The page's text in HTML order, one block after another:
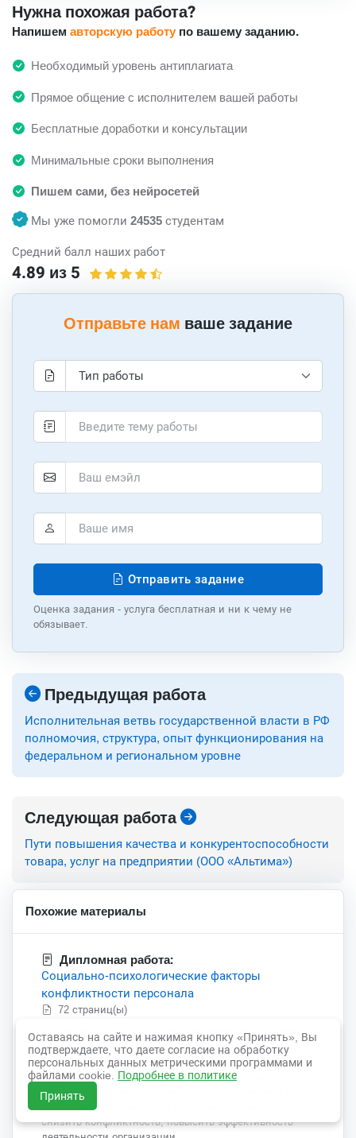
Нужна похожая работа?
Напишем авторскую работу по вашему заданию.
Необходимый уровень антиплагиата
Прямое общение с исполнителем вашей работы
Бесплатные доработки и консультации
Минимальные сроки выполнения
Пишем сами, без нейросетей
Мы уже помогли 24535 студентам
Средний балл наших работ
4.89 из 5
Отправьте нам ваше задание
Отправить задание
Оценка задания - услуга бесплатная и ни к чему не
обязывает.
Предыдущая работа
Исполнительная ветвь государственной власти в РФ
полномочия, структура, опыт функционирования на
федеральном и региональном уровне
Следующая работа
Пути повышения качества и конкурентоспособности
товара, услуг на предприятии (ООО «Альтима»)
Похожие материалы
Дипломная работа:
Социально-психологические факторы
конфликтности персонала
72 страниц(ы)
Актуальность темы. Наличие конфликтов среди
персонала приводит к существенному снижению
производительности труда, а, значит, снижению
эффективности деятельности. Поэтому управление
персоналом, ориентированное на профилактику и
снижение конфликтности персонала, позволяет
снизить конфликтность, повысить эффективность
Оставаясь на сайте и нажимая кнопку «Принять», Вы
подтверждаете, что даете согласие на обработку
персональных данных метрическими программами и
файлами cookie. Подробнее в политике
Принять